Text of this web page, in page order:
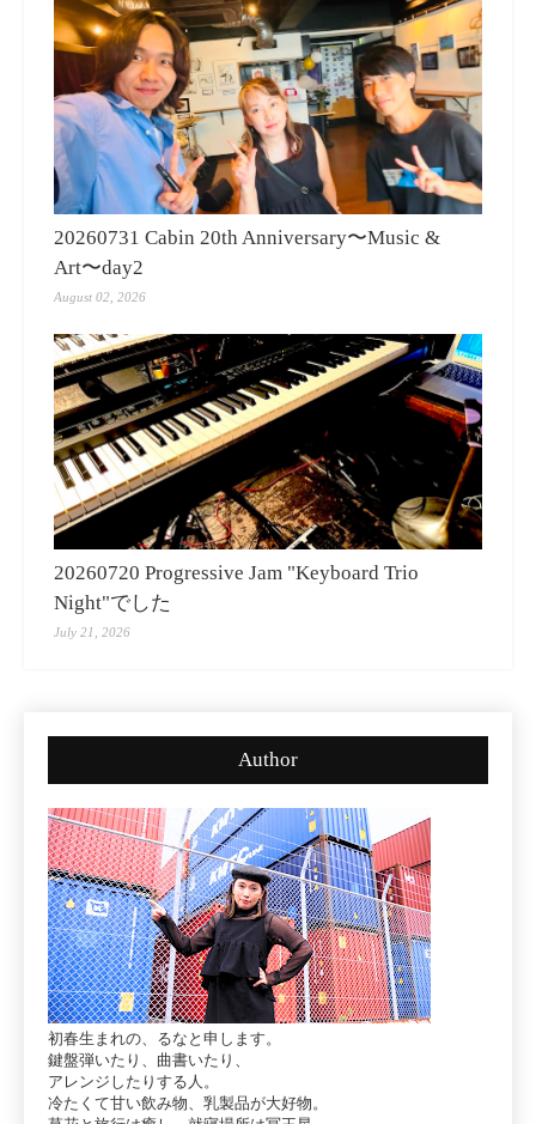
20260731 Cabin 20th Anniversary〜Music &
Art〜day2
August 02, 2026
20260720 Progressive Jam "Keyboard Trio
Night"でした
July 21, 2026
Author
初春生まれの、るなと申します。
鍵盤弾いたり、曲書いたり、
アレンジしたりする人。
冷たくて甘い飲み物、乳製品が大好物。